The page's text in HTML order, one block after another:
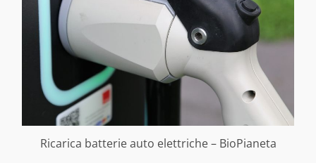
Ricarica batterie auto elettriche – BioPianeta